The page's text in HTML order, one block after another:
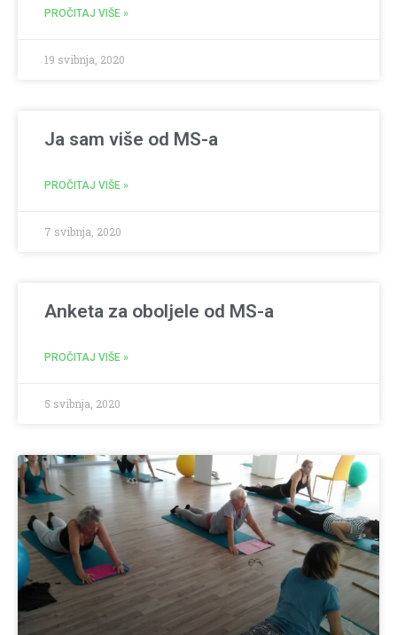
PROČITAJ VIŠE »
19 svibnja, 2020
Ja sam više od MS-a
PROČITAJ VIŠE »
7 svibnja, 2020
Anketa za oboljele od MS-a
PROČITAJ VIŠE »
5 svibnja, 2020